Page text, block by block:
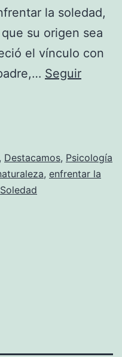
la soledad,
su origen sea
el vínculo con
Seguir
, Destacamos, Psicología
, enfrentar la
Soledad